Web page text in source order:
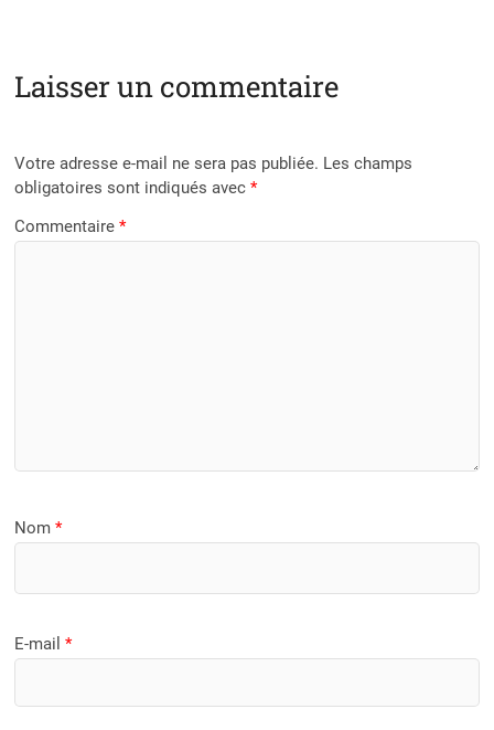
Laisser un commentaire
Votre adresse e-mail ne sera pas publiée. Les champs
obligatoires sont indiqués avec*
Commentaire*
Nom*
E-mail*